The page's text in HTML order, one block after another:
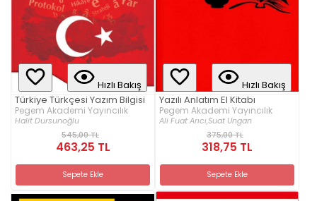
Hızlı Bakış
Türkiye Türkçesi Yazım Bilgisi
Pegem Akademi Yayıncılık
Halit Dursunoğlu
545,00 TL
463,25 TL
Sepete Ekle
Hızlı Bakış
Yazılı Anlatım El Kitabı
Pegem Akademi Yayıncılık
Ali Fuat Arıcı,Suat Ungan
375,00 TL
318,75 TL
Sepete Ekle